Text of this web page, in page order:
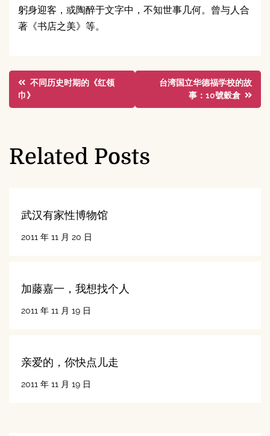
躬身迎客，或陶醉于文字中，不知世事几何。曾与人合
著《书店之美》等。
文
章
航
不同历史时期的《红领
巾》
台湾国立华德福学校的故
事：10號穀倉
Related Posts
武汉有家性博物馆
2011 年 11 月 20 日
加藤嘉一，我想找个人
2011 年 11 月 19 日
亲爱的，你快点儿走
2011 年 11 月 19 日